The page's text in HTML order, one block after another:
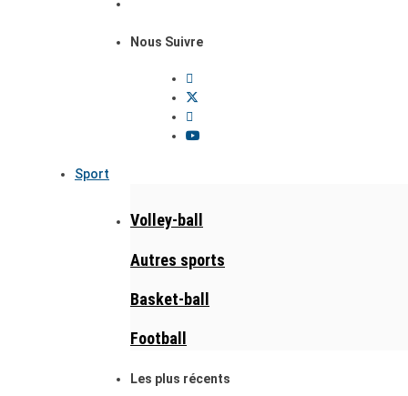
Nous Suivre
Sport
Volley-ball
Autres sports
Basket-ball
Football
Les plus récents